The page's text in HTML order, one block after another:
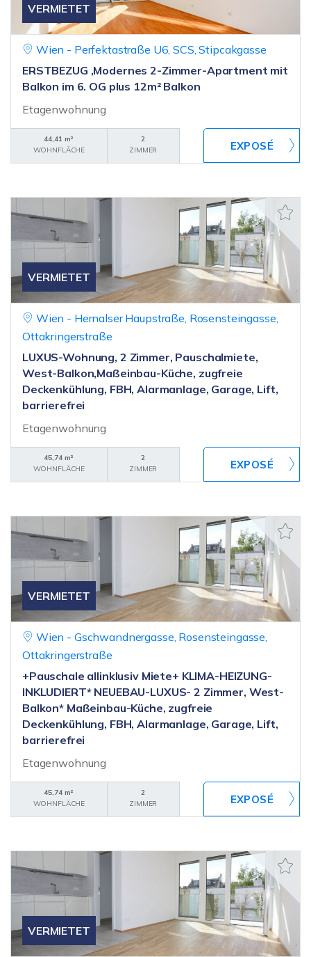
VERMIETET
Wien - Perfektastraße U6, SCS, Stipcakgasse
ERSTBEZUG ,Modernes 2-Zimmer-Apartment mit
Balkon im 6. OG plus 12m² Balkon
Etagenwohnung
44,41 m²
WOHNFLÄCHE
2
ZIMMER
VERMIETET
Wien - Hernalser Haupstraße, Rosensteingasse,
Ottakringerstraße
LUXUS-Wohnung, 2 Zimmer, Pauschalmiete,
West-Balkon,Maßeinbau-Küche, zugfreie
Deckenkühlung, FBH, Alarmanlage, Garage, Lift,
barrierefrei
Etagenwohnung
45,74 m²
WOHNFLÄCHE
2
ZIMMER
VERMIETET
Wien - Gschwandnergasse, Rosensteingasse,
Ottakringerstraße
+Pauschale allinklusiv Miete+ KLIMA-HEIZUNG-
INKLUDIERT* NEUEBAU-LUXUS- 2 Zimmer, West-
Balkon* Maßeinbau-Küche, zugfreie
Deckenkühlung, FBH, Alarmanlage, Garage, Lift,
barrierefrei
Etagenwohnung
45,74 m²
WOHNFLÄCHE
2
ZIMMER
VERMIETET